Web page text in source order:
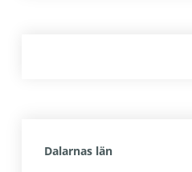
Dalarnas län